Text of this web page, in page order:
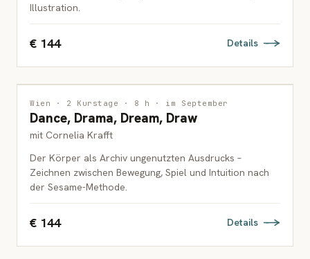
Illustration.
€ 144 Details
INTERDISZIPLINÄR
ERWACHSENE
Wien · 2 Kurstage · 8 h · im September
Dance, Drama, Dream, Draw
mit Cornelia Krafft
Der Körper als Archiv ungenutzten Ausdrucks –
Zeichnen zwischen Bewegung, Spiel und Intuition nach
der Sesame-Methode.
€ 144 Details